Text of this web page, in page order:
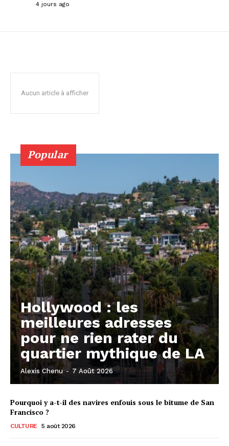
4 jours ago
Aucun article à afficher
Popular
Hollywood : les
meilleures adresses
pour ne rien rater du
quartier mythique de LA
Alexis Chenu - 7 Août 2026
Pourquoi y a-t-il des navires enfouis sous le bitume de San
Francisco ?
CULTURE 5 août 2026